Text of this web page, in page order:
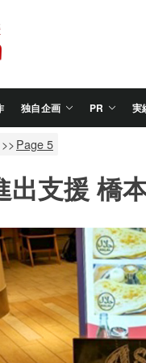
Japan
独自企画 PR 実
Page 5
出支援 橋